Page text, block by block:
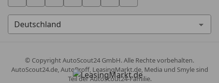
© CopyrightAutoScout24 GmbH. Alle Rechte vorbehalten.
AutoScout24.de, AutoProff, LeasingMarkt.de, Media und Smyle sind
Teil der AutoScout24-Familie.